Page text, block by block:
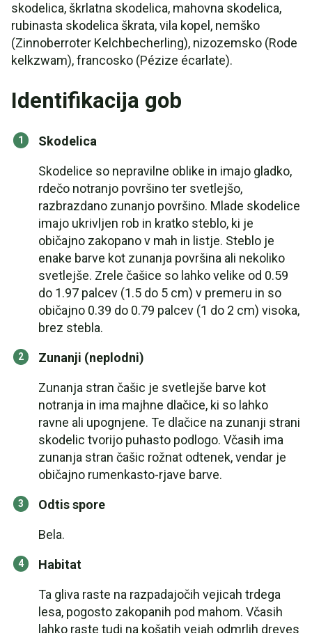
skodelica, škrlatna skodelica, mahovna skodelica,
rubinasta skodelica škrata, vila kopel, nemško
(Zinnoberroter Kelchbecherling), nizozemsko (Rode
kelkzwam), francosko (Pézize écarlate).
Identifikacija gob
Skodelica
Skodelice so nepravilne oblike in imajo gladko,
rdečo notranjo površino ter svetlejšo,
razbrazdano zunanjo površino. Mlade skodelice
imajo ukrivljen rob in kratko steblo, ki je
običajno zakopano v mah in listje. Steblo je
enake barve kot zunanja površina ali nekoliko
svetlejše. Zrele čašice so lahko velike od 0.59
do 1.97 palcev (1.5 do 5 cm) v premeru in so
običajno 0.39 do 0.79 palcev (1 do 2 cm) visoka,
brez stebla.
Zunanji (neplodni)
Zunanja stran čašic je svetlejše barve kot
notranja in ima majhne dlačice, ki so lahko
ravne ali upognjene. Te dlačice na zunanji strani
skodelic tvorijo puhasto podlogo. Včasih ima
zunanja stran čašic rožnat odtenek, vendar je
običajno rumenkasto-rjave barve.
Odtis spore
Bela.
Habitat
Ta gliva raste na razpadajočih vejicah trdega
lesa, pogosto zakopanih pod mahom. Včasih
lahko raste tudi na košatih vejah odmrlih dreves